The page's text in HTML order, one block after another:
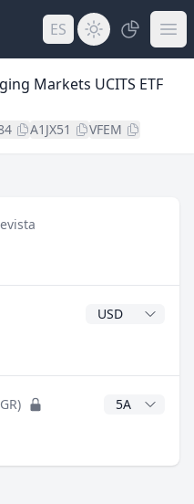
ES
Markets UCITS ETF
A1JX51 VFEM
Divisa del
Años CAGR